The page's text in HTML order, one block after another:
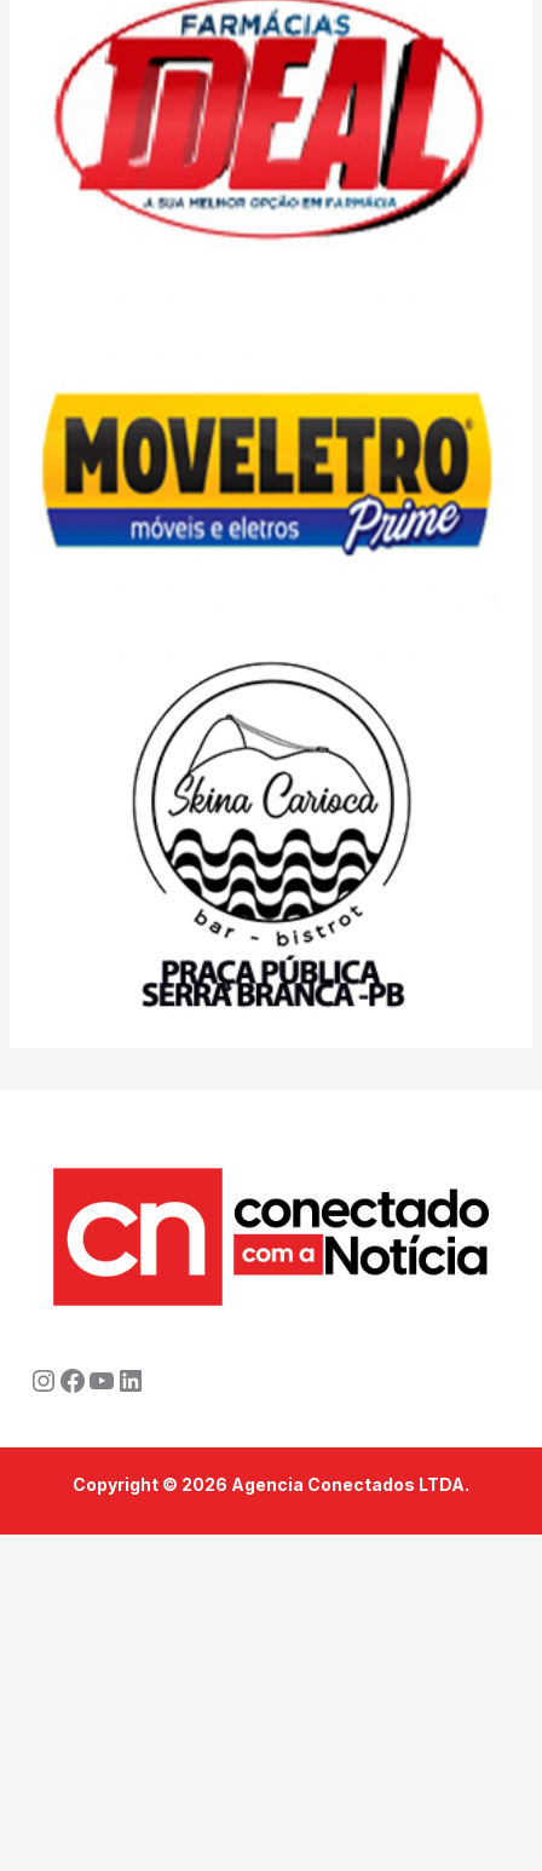
Instagram
Facebook
Youtube
LinkedIn
Copyright © 2026 Agencia Conectados LTDA.